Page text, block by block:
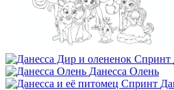
Данесса Олень